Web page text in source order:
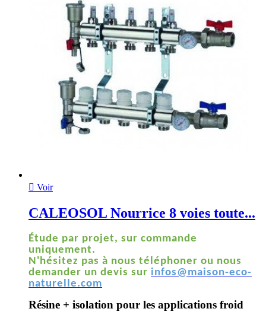
 Voir
CALEOSOL Nourrice 8 voies toute...
Étude par projet, sur commande
uniquement.
N'hésitez pas à nous téléphoner ou nous
demander un devis sur infos@maison-eco-
naturelle.com
Résine + isolation pour les applications froid